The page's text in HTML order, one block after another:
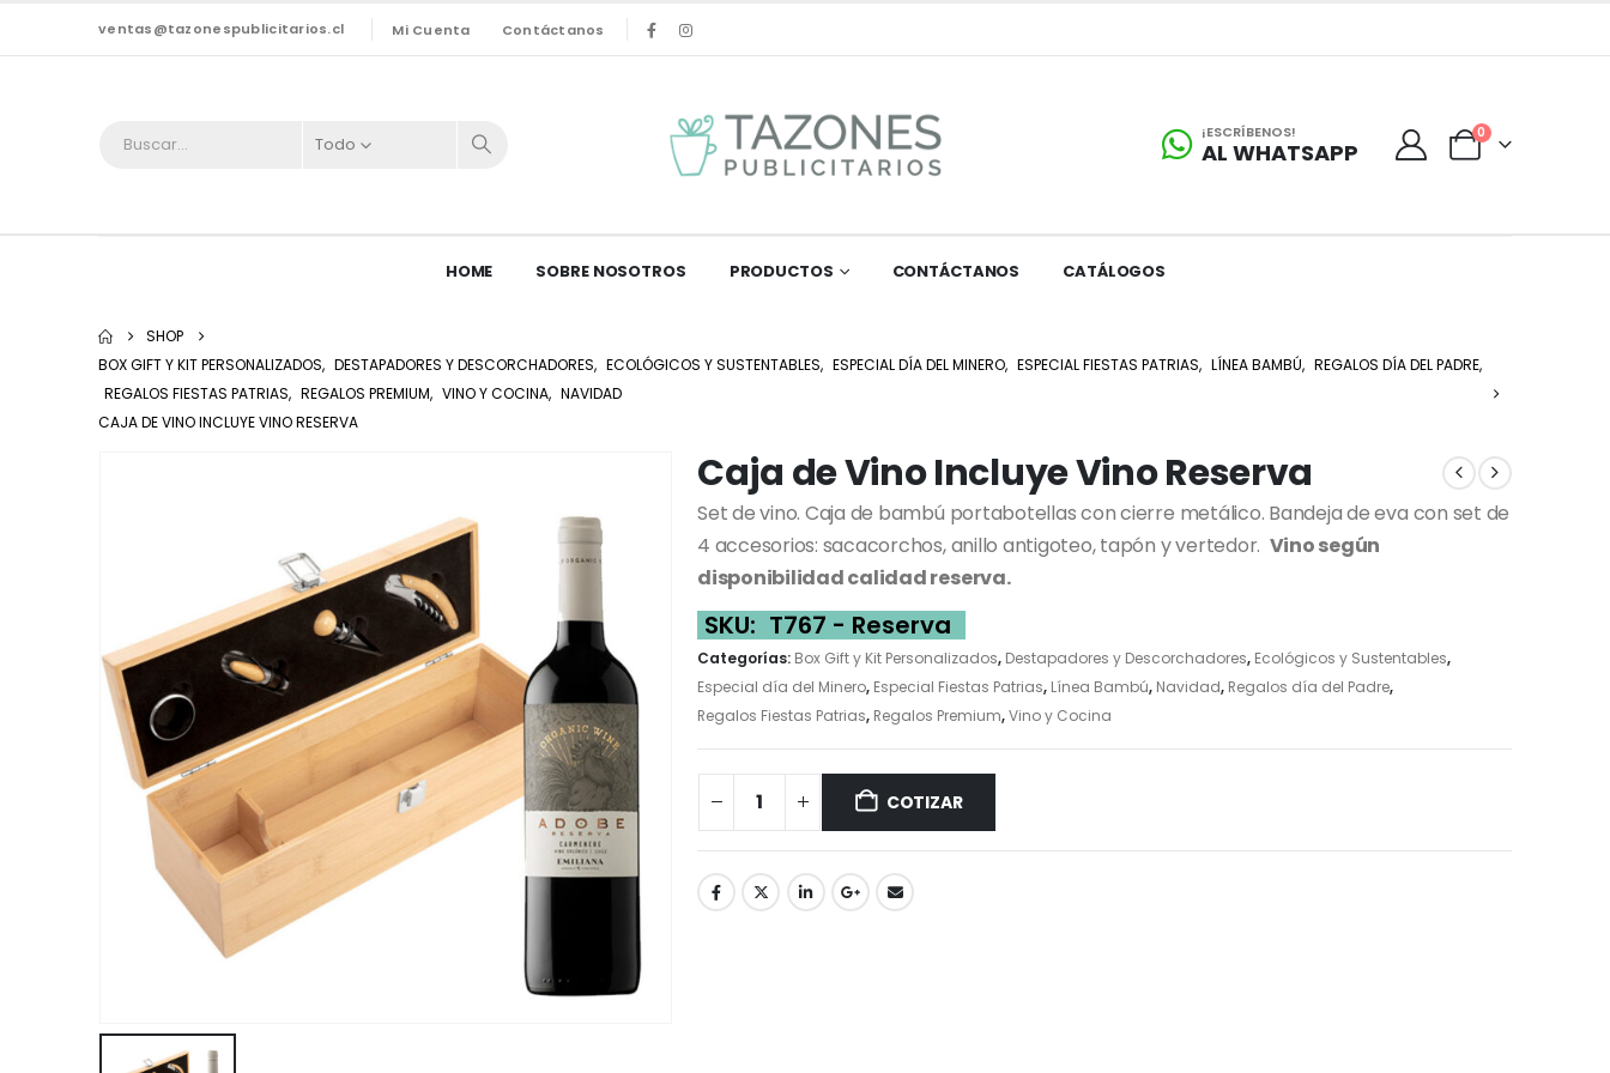
ventas@tazonespublicitarios.cl Mi Cuenta Contáctanos
Todo
¡ESCRÍBENOS!
AL WHATSAPP
0
HOME SOBRE NOSOTROS PRODUCTOS CONTÁCTANOS CATÁLOGOS
SHOP
BOX GIFT Y KIT PERSONALIZADOS, DESTAPADORES Y DESCORCHADORES, ECOLÓGICOS Y SUSTENTABLES, ESPECIAL DÍA DEL MINERO, ESPECIAL FIESTAS PATRIAS, LÍNEA BAMBÚ, REGALOS DÍA DEL PADRE,
REGALOS FIESTAS PATRIAS, REGALOS PREMIUM, VINO Y COCINA, NAVIDAD
CAJA DE VINO INCLUYE VINO RESERVA
Caja de Vino Incluye Vino Reserva
Set de vino. Caja de bambú portabotellas con cierre metálico. Bandeja de eva con set de
4 accesorios: sacacorchos, anillo antigoteo, tapón y vertedor. Vino según
disponibilidad calidad reserva.
SKU: T767 - Reserva
Categorías: Box Gift y Kit Personalizados, Destapadores y Descorchadores, Ecológicos y Sustentables,
Especial día del Minero, Especial Fiestas Patrias, Línea Bambú, Navidad, Regalos día del Padre,
Regalos Fiestas Patrias, Regalos Premium,Vino y Cocina
COTIZAR